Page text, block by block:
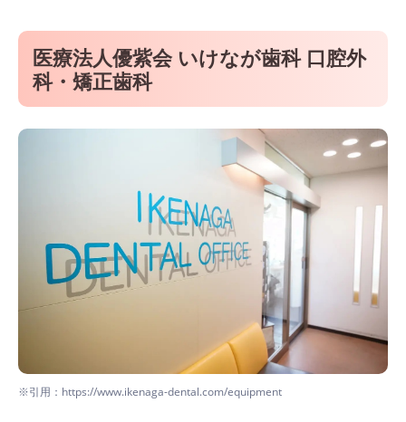
医療法人優紫会 いけなが歯科 口腔外
科・矯正歯科
※引用：https://www.ikenaga-dental.com/equipment